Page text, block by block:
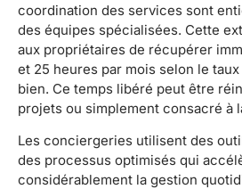
coordination des services sont
des équipes spécialisées. Cette
aux propriétaires de récupérer
et 25 heures par mois selon le
bien. Ce temps libéré peut être
projets ou simplement consacré à
Les conciergeries utilisent des
des processus optimisés qui
considérablement la gestion